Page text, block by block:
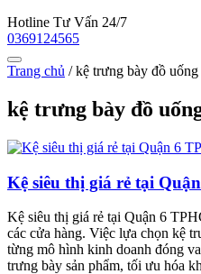
Hotline Tư Vấn 24/7
0369124565
Trang chủ /kệ trưng bày đồ
kệ trưng bày đồ
Kệ siêu thị giá rẻ tại
Kệ siêu thị giá rẻ tại Quận 6
các cửa hàng. Việc lựa chọn kệ
từng mô hình kinh doanh đóng
trưng bày sản phẩm, tối ưu hóa